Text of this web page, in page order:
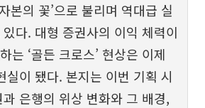
본의 꽃’으로 불리며 역대급 실
다. 대형 증권사의 이익 체력이
는 ‘골든 크로스’ 현상은 이제
실이 됐다. 본지는 이번 기획 시
은행의 위상 변화와 그 배경,